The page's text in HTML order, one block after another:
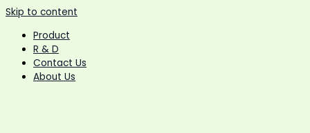
Skip to content
Product
R & D
Contact Us
About Us